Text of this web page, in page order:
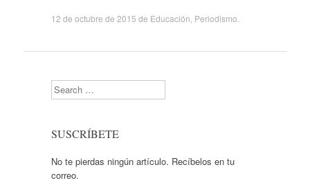
12 de octubre de 2015 de Educación Periodismo
Search
SUSCRÍBETE
No te pierdas ningún artículo. Recíbelos en tu
correo.